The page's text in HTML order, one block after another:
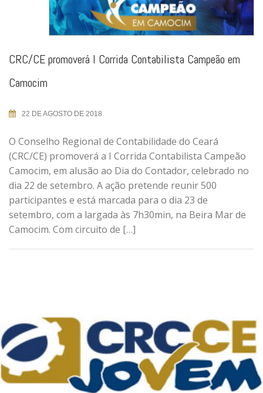
CRC/CE promoverá I Corrida Contabilista Campeão em
Camocim
22 DE AGOSTO DE 2018
O Conselho Regional de Contabilidade do Ceará
(CRC/CE) promoverá a I Corrida Contabilista Campeão
Camocim, em alusão ao Dia do Contador, celebrado no
dia 22 de setembro. A ação pretende reunir 500
participantes e está marcada para o dia 23 de
setembro, com a largada às 7h30min, na Beira Mar de
Camocim. Com circuito de […]